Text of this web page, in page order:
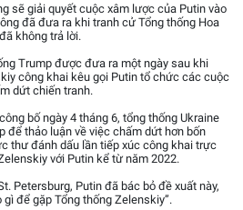
sẽ giải quyết cuộc xâm lược của Putin vào
đã đưa ra khi tranh cử Tổng thống Hoa
không trả lời.
Trump được đưa ra một ngày sau khi
công khai kêu gọi Putin tổ chức các cuộc
dứt chiến tranh.
bố ngày 4 tháng 6, tổng thống Ukraine
để thảo luận về việc chấm dứt hơn bốn
thư đánh dấu lần tiếp xúc công khai trực
với Putin kể từ năm 2022.
Petersburg, Putin đã bác bỏ đề xuất này,
để gặp Tổng thống Zelenskiy”.